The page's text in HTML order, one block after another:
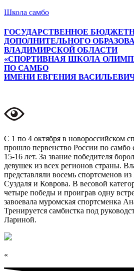
Школа самбо
ГОСУДАРСТВЕННОЕ
ДОПОЛНИТЕЛЬНОГО
ВЛАДИМИРСКОЙ ОБЛАСТИ
«СПОРТИВНАЯ ШКОЛА
ПО САМБО
ИМЕНИ ЕВГЕНИЯ
С 1 по 4 октября в новороссийском
прошло первенство России по
15-16 лет. За звание победителя
девушек из всех регионов страны.
представляли восемь спортсменов
Суздаля и Коврова. В весовой
четыре победы и проиграв одну
завоевала муромская спортсменка
Тренируется самбистка под
Лариной.
«